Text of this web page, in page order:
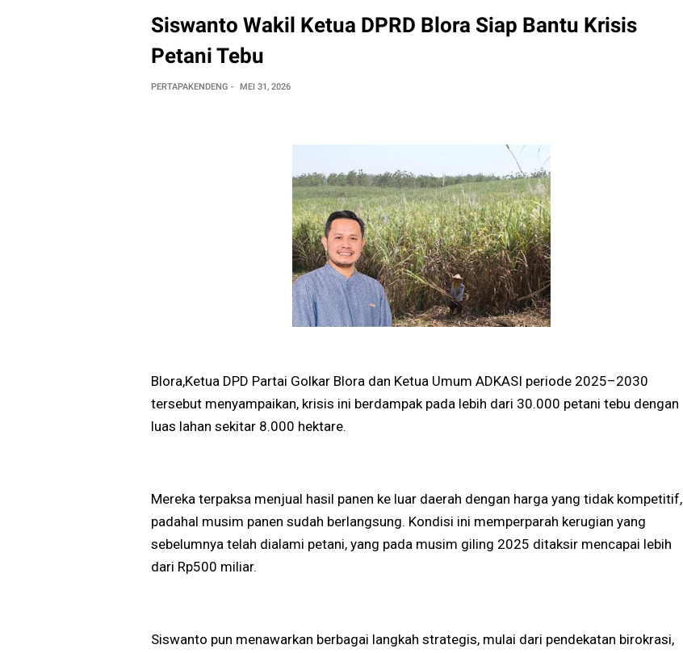
Siswanto Wakil Ketua DPRD Blora Siap Bantu Krisis
Petani Tebu
PERTAPAKENDENG MEI 31, 2026
Blora,Ketua DPD Partai Golkar Blora dan Ketua Umum ADKASI periode 2025–2030
tersebut menyampaikan, krisis ini berdampak pada lebih dari 30.000 petani tebu dengan
luas lahan sekitar 8.000 hektare.
Mereka terpaksa menjual hasil panen ke luar daerah dengan harga yang tidak kompetitif,
padahal musim panen sudah berlangsung. Kondisi ini memperparah kerugian yang
sebelumnya telah dialami petani, yang pada musim giling 2025 ditaksir mencapai lebih
dari Rp500 miliar.
Siswanto pun menawarkan berbagai langkah strategis, mulai dari pendekatan birokrasi,